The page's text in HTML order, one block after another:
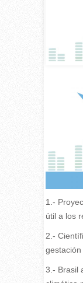
1.-
útil a los
2.-
3.- Brasil